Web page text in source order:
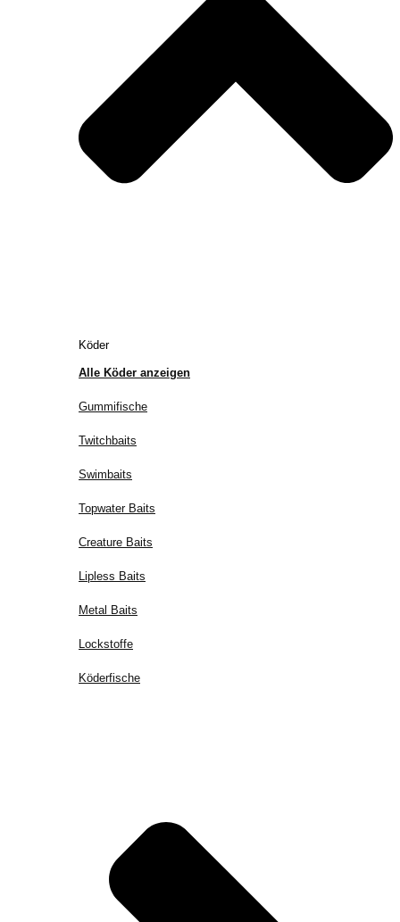
Köder
Alle Köder anzeigen
Gummifische
Twitchbaits
Swimbaits
Topwater Baits
Creature Baits
Lipless Baits
Metal Baits
Lockstoffe
Köderfische